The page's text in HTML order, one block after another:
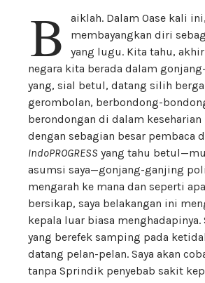
B
aiklah. Dalam Oase kali
membayangkan diri
yang lugu. Kita tahu,
negara kita berada dalam
yang, sial betul, datang silih
gerombolan, berbondong-
berondongan di dalam keseharian
dengan sebagian besar pembaca
IndoPROGRESS yang tahu
asumsi saya—gonjang-ganjing
mengarah ke mana dan seperti
bersikap, saya belakangan ini
kepala luar biasa menghadapinya.
yang berefek samping pada
datang pelan-pelan. Saya akan
tanpa Sprindik penyebab sakit